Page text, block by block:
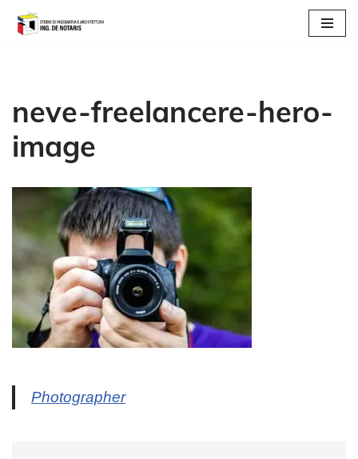
neve-freelancere-hero-
image
Photographer